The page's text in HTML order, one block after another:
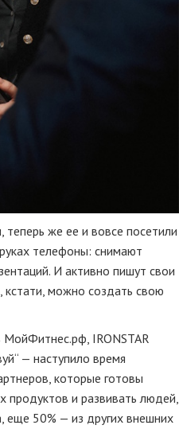
теперь же ее и вовсе посетили
телефоны: снимают
И активно пишут свои
кстати, можно создать свою
IRONSTAR
— наступило время
которые готовы
продуктов и развивать людей,
еще 50% — из других внешних